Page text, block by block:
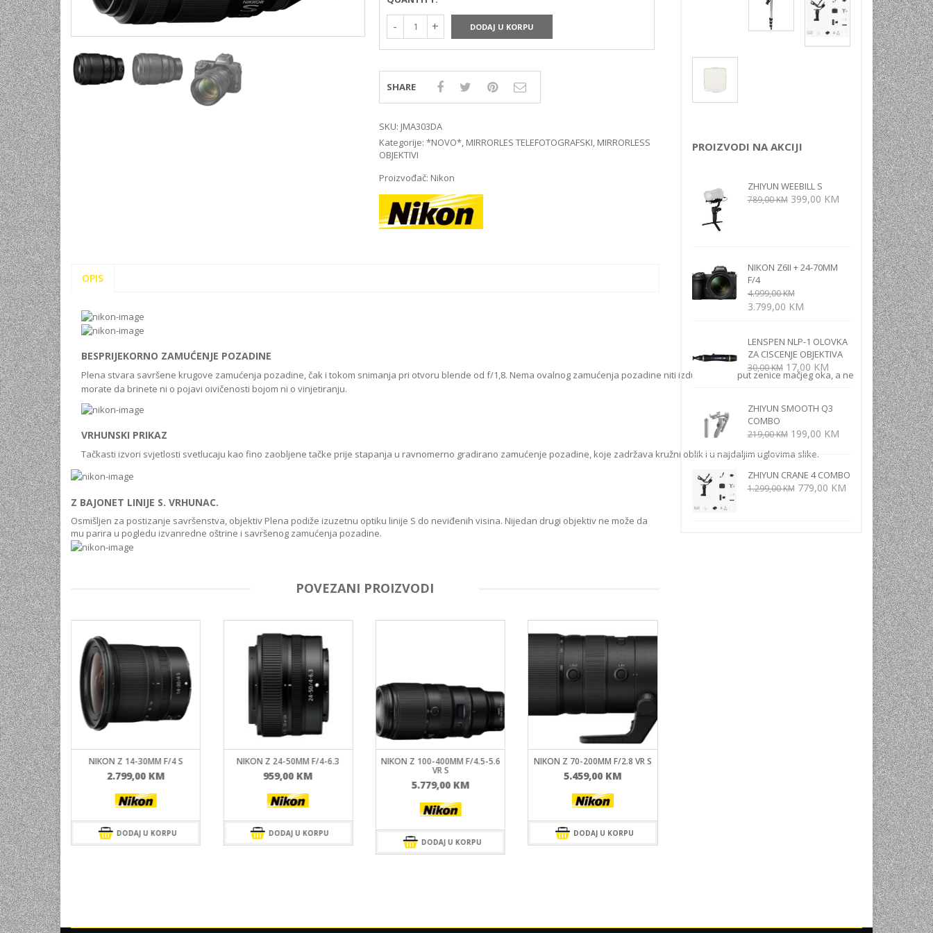
MIRRORLES TRAŽILA
DSLR ZAŠTITE MONITORA
UNIVERZALNE BATERIJE
ODRŽAVANJE
SPORTSKA OPTIKA
VIDEO KAMERE I OPREMA
DODAJ U KORPU
SHARE
SKU: JMA303DA
Kategorije: *NOVO*, MIRRORLES TELEFOTOGRAFSKI MIRRORLESS
OBJEKTIVI
Proizvođač: Nikon
OPIS
BESPRIJEKORNO ZAMUĆENJE POZADINE
Plena stvara savršene krugove zamućenja pozadine, čak i tokom snimanja pri otvoru blende od f/1,8. Nema ovalnog zamućenja pozadine niti izduženog, poput zenice mačjeg oka, a ne
morate da brinete ni o pojavi oivičenosti bojom ni o vinjetiranju.
VRHUNSKI PRIKAZ
Tačkasti izvori svjetlosti svetlucaju kao fino zaobljene tačke prije stapanja u ravnomerno gradirano zamućenje pozadine, koje zadržava kružni oblik i u najdaljim uglovima slike.
Z BAJONET LINIJE S. VRHUNAC.
Osmišljen za postizanje savršenstva, objektiv Plena podiže izuzetnu optiku linije S do neviđenih visina. Nijedan drugi objektiv ne može da
mu parira u pogledu izvanredne oštrine i savršenog zamućenja pozadine.
POVEZANI PROIZVODI
2.8 VR S NIKON Z 14-30MM F/4 S
2.799,00 KM
DODAJ U KORPU
NIKON Z 24-50MM F/4-6.3
959,00 KM
DODAJ U KORPU
NIKON Z 100-400MM F/4.5-5.6
VR S
5.779,00 KM
DODAJ U KORPU
NIKON Z 70-200MM F/2.8 VR S
5.459,00 KM
DODAJ U KORPU
NIKON Z 24-50MM F/
959,00KM
DODAJ U
PROIZVODI NA AKCIJI
ZHIYUN WEEBILL S
789,00KM Izvorna
399,00 KMTrenutna
399,00 KM.
NIKON Z6II + 24-70MM
F/4
4.999,00KM
Izvorna
je:
4.999,00 KM.
3.799,00 KMTrenutna
3.799,00 KM.
LENSPEN NLP-1 OLOVKA
ZA CISCENJE OBJEKTIVA
30,00KM Izvorna
cijena
je:
17,00 KMTrenutna
cijena
17,00 KM.
ZHIYUN SMOOTH Q3
COMBO
219,00KM Izvorna
bila
je:
219,00 KM.
199,00 KMTrenutna
199,00 KM.
ZHIYUN CRANE 4 COMBO
1.299,00KM Izvorna
779,00 KMTrenutna
779,00 KM.